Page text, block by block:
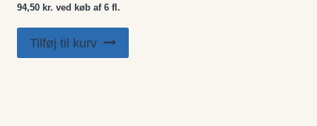
94,50 kr. ved køb af 6 fl.
Tilføj til kurv